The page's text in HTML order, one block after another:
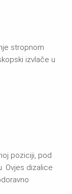
stropnom
izvlače u
poziciji, pod
Ovjes dizalice